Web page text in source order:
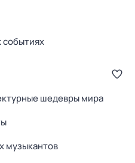
событиях
шедевры мира
музыкантов